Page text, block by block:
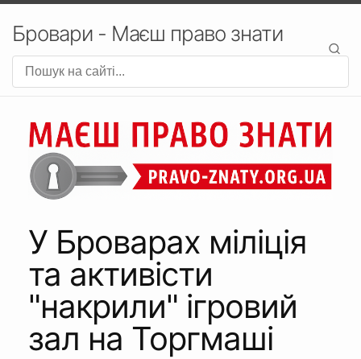
Бровари - Маєш право знати
У Броварах міліція
та активісти
"накрили" ігровий
зал на Торгмаші